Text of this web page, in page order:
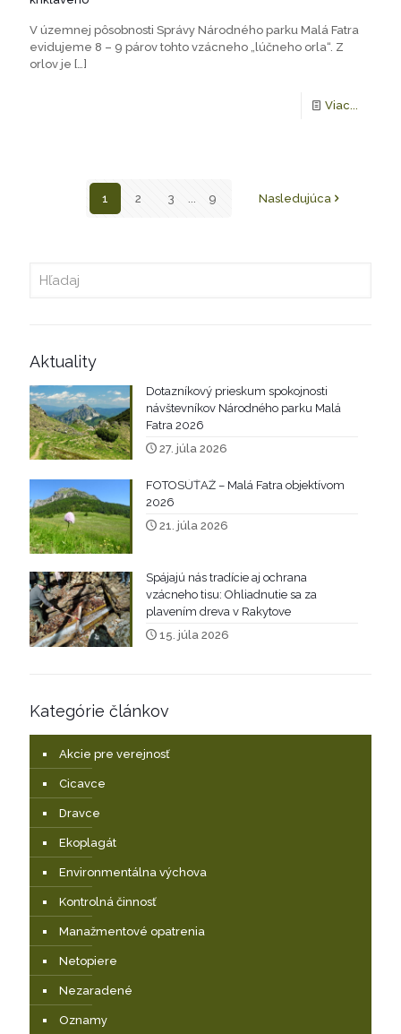
V územnej pôsobnosti Správy Národného parku Malá Fatra
evidujeme 8 – 9 párov tohto vzácneho „lúčneho orla“. Z
orlov je […]
Viac...
1 2 3 9 Nasledujúca
Aktuality
Dotazníkový prieskum spokojnosti
návštevníkov Národného parku Malá
Fatra 2026
27. júla 2026
FOTOSÚŤAŽ – Malá Fatra objektívom
2026
21. júla 2026
Spájajú nás tradície aj ochrana
vzácneho tisu: Ohliadnutie sa za
plavením dreva v Rakytove
15. júla 2026
Kategórie článkov
Akcie pre verejnosť
Cicavce
Dravce
Ekoplagát
Environmentálna výchova
Kontrolná činnosť
Manažmentové opatrenia
Netopiere
Nezaradené
Oznamy